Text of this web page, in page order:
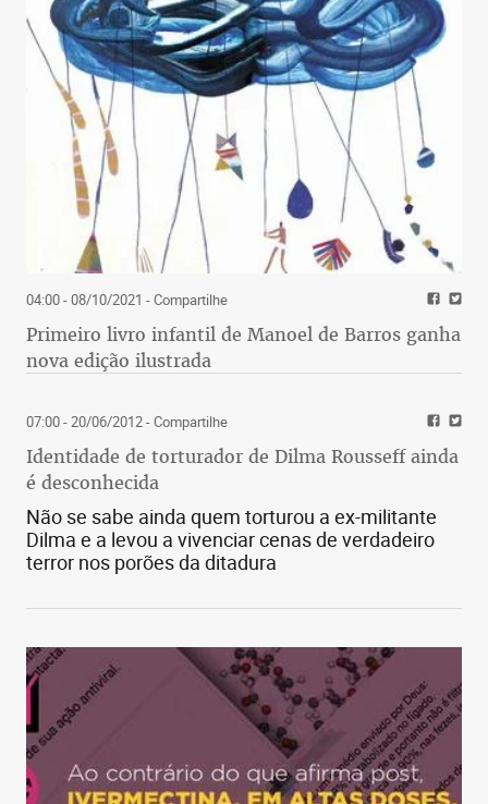
04:00 - 08/10/2021 - Compartilhe
Primeiro livro infantil de Manoel de Barros ganha
nova edição ilustrada
07:00 - 20/06/2012- Compartilhe
Identidade de torturador de Dilma Rousseff ainda
é desconhecida
Não se sabe ainda quem torturou a ex-militante
Dilma e a levou a vivenciar cenas de verdadeiro
terror nos porões da ditadura